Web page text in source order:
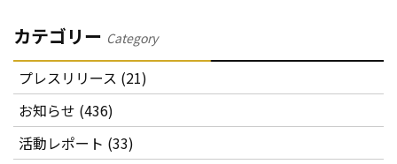
カテゴリー Category
プレスリリース (21)
お知らせ (436)
活動レポート (33)